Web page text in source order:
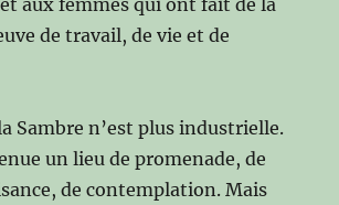
de travail, de vie et de
Sambre n’est plus industrielle.
un lieu de promenade, de
de contemplation. Mais